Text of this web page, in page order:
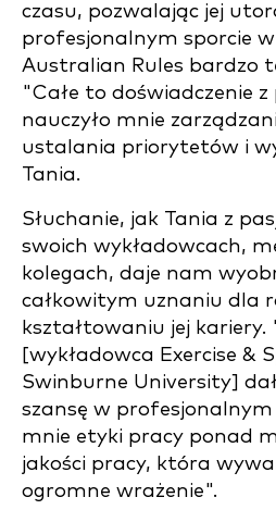
czasu, pozwalając jej
profesjonalnym sporcie w
Australian Rules bardzo
"Całe to doświadczenie z
nauczyło mnie
ustalania priorytetów i
Tania.
Słuchanie, jak Tania z
swoich wykładowcach,
kolegach, daje nam
całkowitym uznaniu dla
kształtowaniu jej kariery.
[wykładowca Exercise &
Swinburne University]
szansę w profesjonalnym
mnie etyki pracy ponad
jakości pracy, która
ogromne wrażenie".